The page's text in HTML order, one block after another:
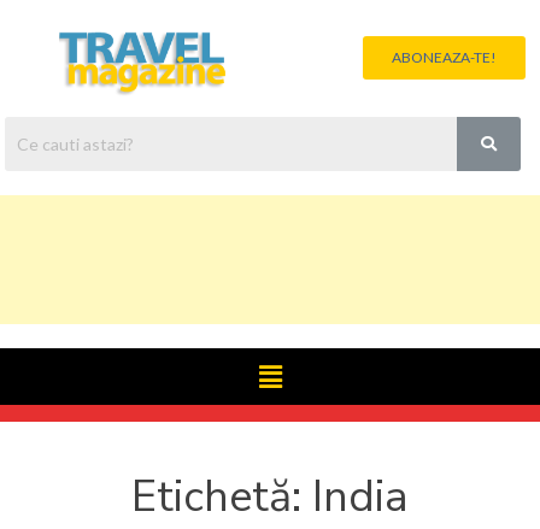
ABONEAZA-TE!
Etichetă: India